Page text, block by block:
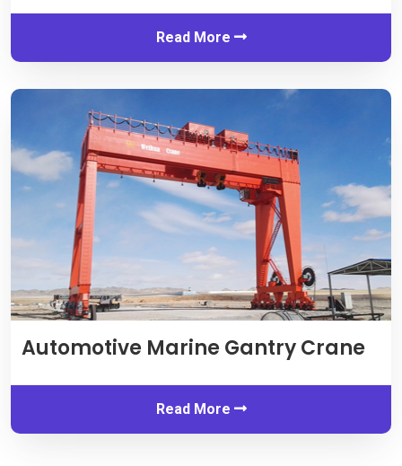
Read More
Automotive Marine Gantry Crane
Read More